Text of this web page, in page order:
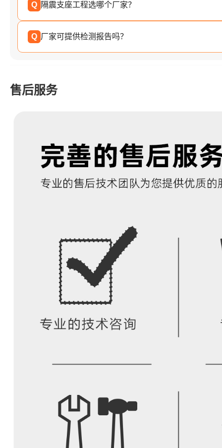
Q 隔震支座工程选哪个厂家？
Q 厂家可提供检测报告吗？
售后服务